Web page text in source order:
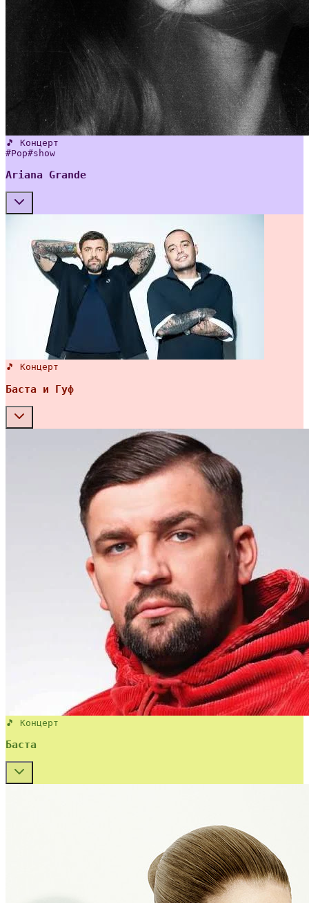
🎵 Концерт
#Pop#show
Ariana Grande
🎵 Концерт
Баста и Гуф
🎵 Концерт
Баста